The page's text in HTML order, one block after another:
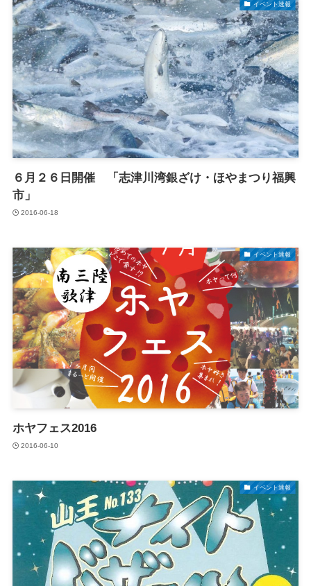
イベント速報
６月２６日開催 「志津川湾銀ざけ・ほやまつり福興
市」
2016-06-18
イベント速報
ホヤフェス2016
2016-06-10
イベント速報